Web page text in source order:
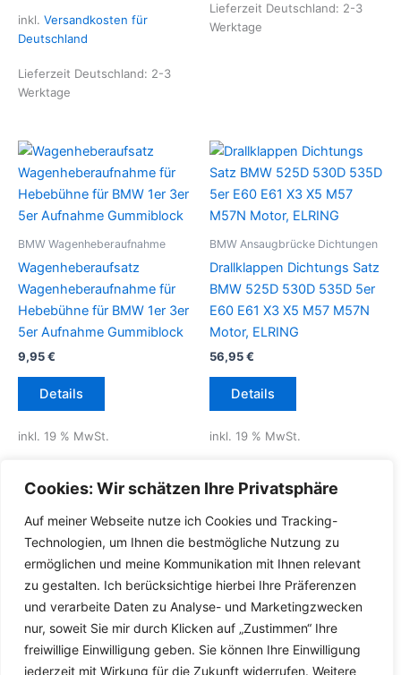
Cookies: Wir schätzen Ihre Privatsphäre
Auf meiner Webseite nutze ich Cookies und Tracking-
Technologien, um Ihnen die bestmögliche Nutzung zu
ermöglichen und meine Kommunikation mit Ihnen relevant
zu gestalten. Ich berücksichtige hierbei Ihre Präferenzen
und verarbeite Daten zu Analyse- und Marketingzwecken
nur, soweit Sie mir durch Klicken auf „Zustimmen“ Ihre
freiwillige Einwilligung geben. Sie können Ihre Einwilligung
jederzeit mit Wirkung für die Zukunft widerrufen. Weitere
inkl. Versandkosten für
Deutschland
Lieferzeit Deutschland: 2-3
Werktage
Lieferzeit Deutschland: 2-3
Werktage
BMW Wagenheberaufnahme
Wagenheberaufsatz
Wagenheberaufnahme für
Hebebühne für BMW 1er 3er
5er Aufnahme Gummiblock
9,95€
Details
inkl. 19 % MwSt.
Deutschland
Lieferzeit Deutschland:2-3
Werktage
BMW Ansaugbrücke Dichtungen
Drallklappen Dichtungs Satz
BMW 525D 530D 535D 5er
E60 E61 X3 X5 M57 M57N
Motor, ELRING
56,95€
Details
inkl. 19 % MwSt.
Deutschland
Lieferzeit Deutschland:
Werktage